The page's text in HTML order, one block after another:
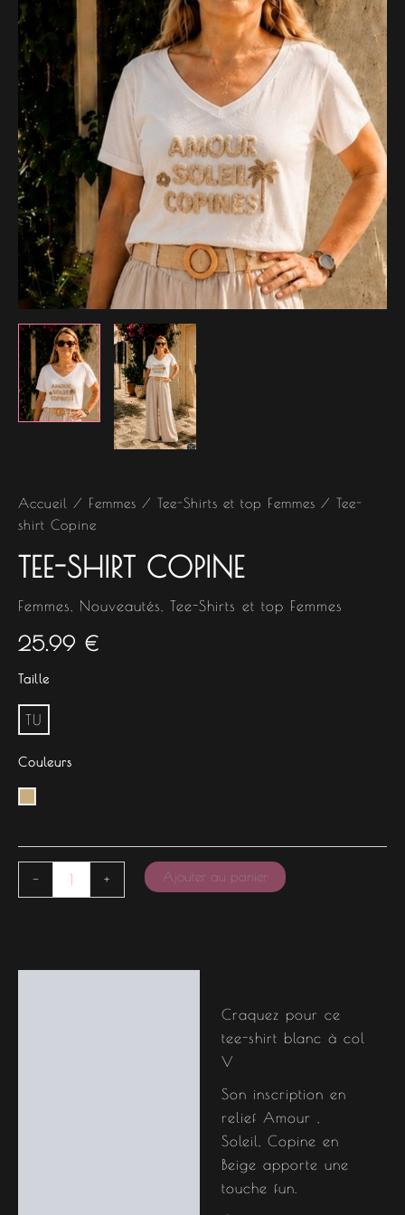
Accueil / Femmes / Tee-Shirts et top Femmes / Tee-
shirt Copine
TEE-SHIRT COPINE
Femmes Nouveautés Tee-Shirts et top Femmes
25.99 €
Taille
TU
Couleurs
- + Ajouter au panier
Craquez pour ce
tee-shirt blanc à col
V
Son inscription en
relief Amour ,
Soleil, Copine en
Beige apporte une
touche fun.